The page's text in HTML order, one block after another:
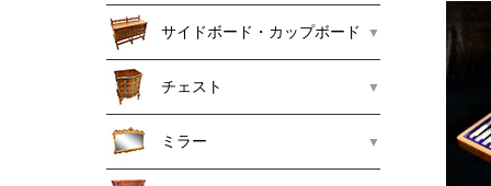
サイドボード・カップボード
チェスト
ミラー